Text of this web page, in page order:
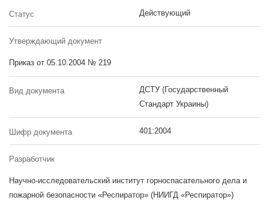
Статус Действующий
Утверждающий документ
Приказ от 05.10.2004 № 219
Вид документа
ДСТУ (Государственный
Стандарт Украины)
Шифр документа 401:2004
Разработчик
Научно-исследовательский институт горноспасательного дела и
пожарной безопасности «Респиратор» (НИИГД «Респиратор»)